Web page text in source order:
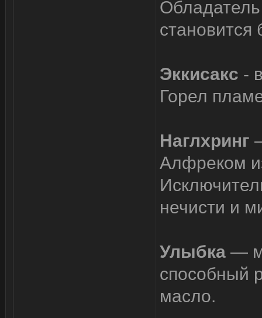
Эккисакс -
Горел
Наглхринг
Алфреком
нечисти и
Улыбка —
способный
масло.